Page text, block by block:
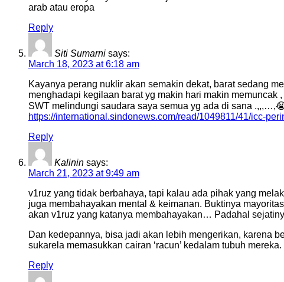
arab atau eropa
Reply
Siti Sumarni says:
March 18, 2023 at 6:18 am
Kayanya perang nuklir akan semakin dekat, barat sedang
menghadapi kegilaan barat yg makin hari makin
SWT melindungi saudara saya semua yg ada di sana
https://international.sindonews.com/read/1049811/41/icc-
Reply
Kalinin says:
March 21, 2023 at 9:49 am
v1ruz yang tidak berbahaya, tapi kalau ada pihak yang
juga membahayakan mental & keimanan. Buktinya
akan v1ruz yang katanya membahayakan… Padahal
Dan kedepannya, bisa jadi akan lebih mengerikan, karena
sukarela memasukkan cairan ‘racun’ kedalam tubuh mereka.
Reply